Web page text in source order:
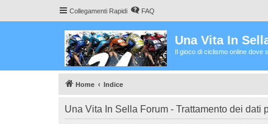
Collegamenti Rapidi FAQ
Una Vita In
Il gioco di ciclismo online dove
Home Indice
Una Vita In Sella Forum - Trattamento dei dati